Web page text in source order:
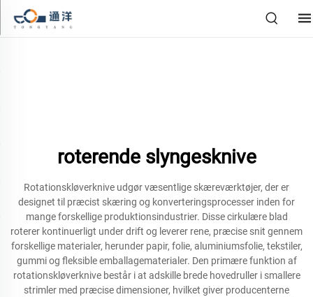
roterende slyngesknive
Rotationskløverknive udgør væsentlige skæreværktøjer, der er
designet til præcist skæring og konverteringsprocesser inden for
mange forskellige produktionsindustrier. Disse cirkulære blad
roterer kontinuerligt under drift og leverer rene, præcise snit gennem
forskellige materialer, herunder papir, folie, aluminiumsfolie, tekstiler,
gummi og fleksible emballagematerialer. Den primære funktion af
rotationskløverknive består i at adskille brede hovedruller i smallere
strimler med præcise dimensioner, hvilket giver producenterne